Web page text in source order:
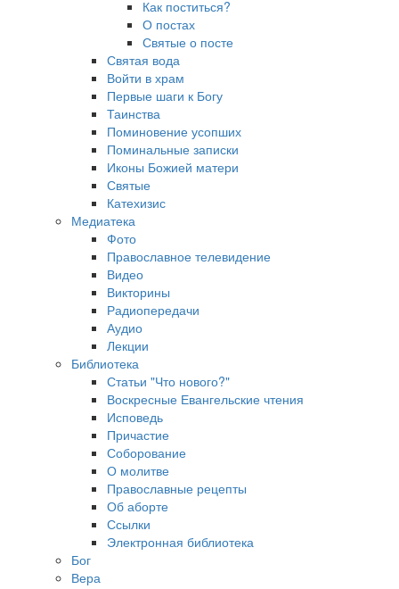
Как поститься?
О постах
Святые о посте
Святая вода
Войти в храм
Первые шаги к Богу
Таинства
Поминовение усопших
Поминальные записки
Иконы Божией матери
Святые
Катехизис
Медиатека
Фото
Православное телевидение
Видео
Викторины
Радиопередачи
Аудио
Лекции
Библиотека
Статьи "Что нового?"
Воскресные Евангельские чтения
Исповедь
Причастие
Соборование
О молитве
Православные рецепты
Об аборте
Ссылки
Электронная библиотека
Бог
Вера